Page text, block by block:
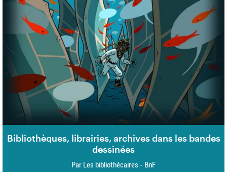
Bibliothèques, librairies, archives dans les bandes
dessinées
Par Les bibliothécaires - BnF